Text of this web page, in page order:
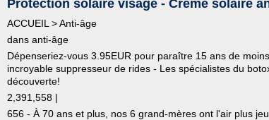
Protection solaire visage - Crème solaire
ACCUEIL > Anti-âge
dans anti-âge
Dépenseriez-vous 3.95EUR pour paraître 15 ans de
incroyable suppresseur de rides - Les spécialistes du
découverte!
2,391,558 |
656 - À 70 ans et plus, nos 6 grand-mères ont l'air plus